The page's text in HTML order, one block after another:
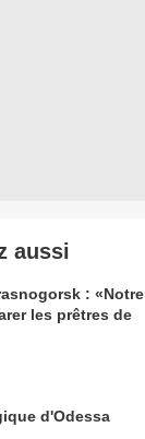
aussi
: «Notre
les prêtres de
d'Odessa